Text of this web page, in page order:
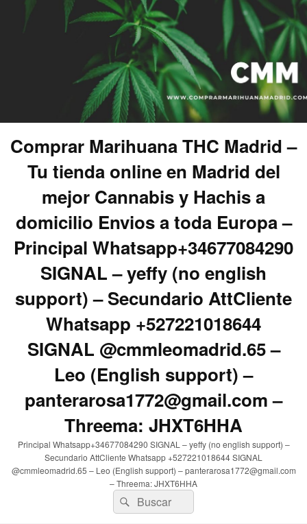
Comprar Marihuana THC Madrid –
Tu tienda online en Madrid del
mejor Cannabis y Hachis a
domicilio Envios a toda Europa –
Principal Whatsapp+34677084290
SIGNAL – yeffy (no english
support) – Secundario AttCliente
Whatsapp +527221018644
SIGNAL @cmmleomadrid.65 –
Leo (English support) –
panterarosa1772@gmail.com –
Threema: JHXT6HHA
Principal Whatsapp+34677084290 SIGNAL – yeffy (no english support) –
Secundario AttCliente Whatsapp +527221018644 SIGNAL
@cmmleomadrid.65 – Leo (English support) – panterarosa1772@gmail.com
– Threema: JHXT6HHA
Buscar
por:
Buscar